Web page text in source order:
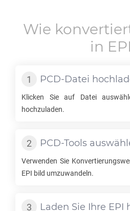
Wie
in EPI
PCD-Datei
Klicken Sie auf Datei
hochzuladen.
PCD-Tools
Verwenden Sie
EPI bild umzuwandeln.
Laden Sie Ihre EPI